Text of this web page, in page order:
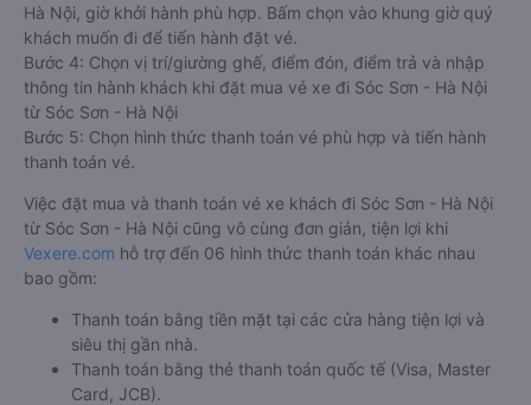
Hà Nội, giờ khởi hành phù hợp. Bấm chọn vào khung giờ quý
khách muốn đi để tiến hành đặt vé.
Bước 4: Chọn vị trí/giường ghế, điểm đón, điểm trả và nhập
thông tin hành khách khi đặt mua vé xe đi Sóc Sơn - Hà Nội
từ Sóc Sơn - Hà Nội
Bước 5: Chọn hình thức thanh toán vé phù hợp và tiến hành
thanh toán vé.
Việc đặt mua và thanh toán vé xe khách đi Sóc Sơn - Hà Nội
từ Sóc Sơn - Hà Nội cũng vô cùng đơn giản, tiện lợi khi
Vexere.com hỗ trợ đến 06 hình thức thanh toán khác nhau
bao gồm:
Thanh toán bằng tiền mặt tại các cửa hàng tiện lợi và
siêu thị gần nhà.
Thanh toán bằng thẻ thanh toán quốc tế (Visa, Master
Card, JCB).